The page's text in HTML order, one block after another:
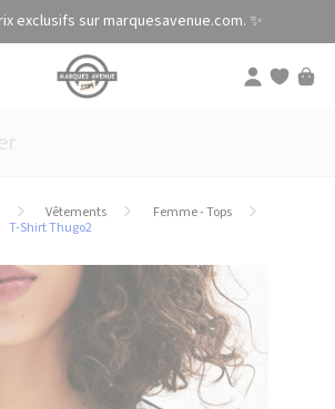
exclusifs sur marquesavenue.com. ✨
Vêtements
Femme - Tops
T-Shirt Thugo2